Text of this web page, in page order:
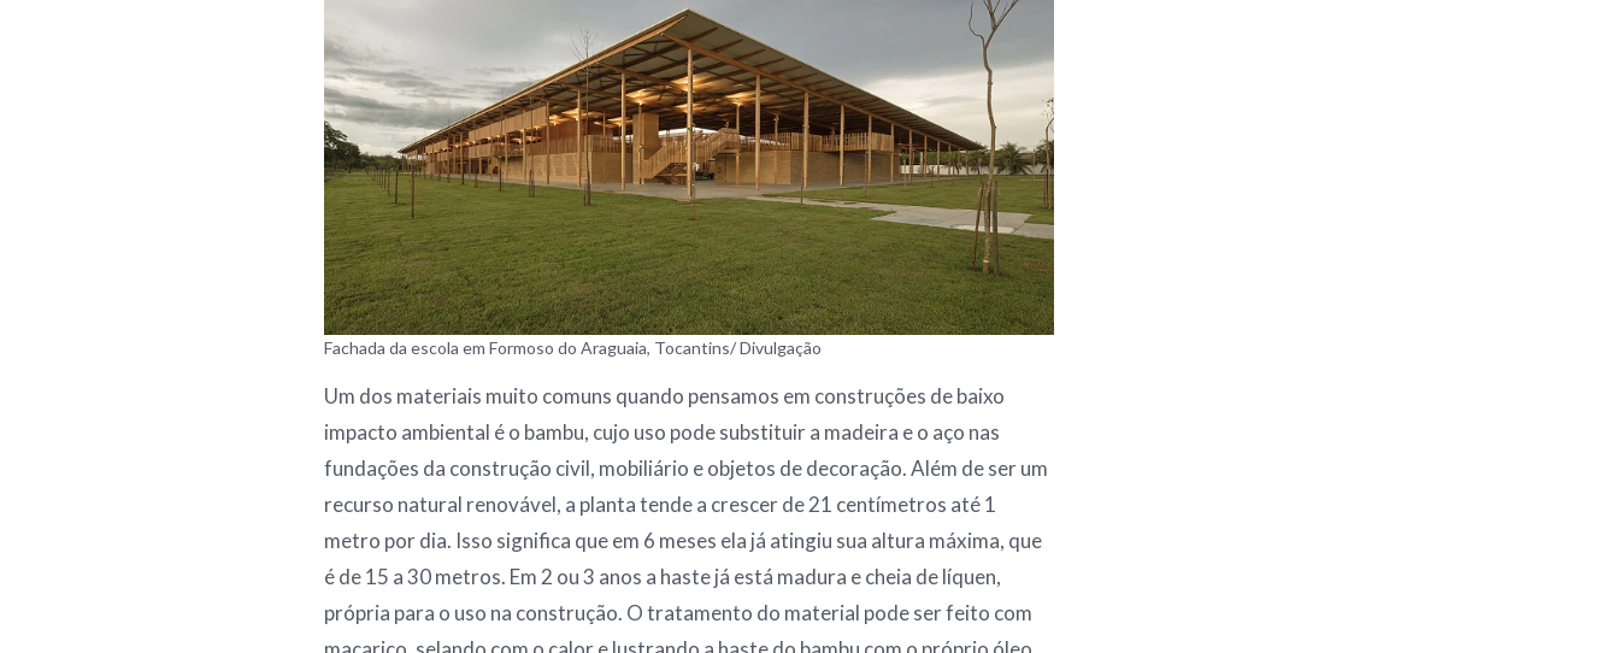
Fachada da escola em Formoso do Araguaia, Tocantins/ Divulgação
Um dos materiais muito comuns quando pensamos em construções de baixo
impacto ambiental é o bambu, cujo uso pode substituir a madeira e o aço nas
fundações da construção civil, mobiliário e objetos de decoração. Além de ser um
recurso natural renovável, a planta tende a crescer de 21 centímetros até 1
metro por dia. Isso significa que em 6 meses ela já atingiu sua altura máxima, que
é de 15 a 30 metros. Em 2 ou 3 anos a haste já está madura e cheia de líquen,
própria para o uso na construção. O tratamento do material pode ser feito com